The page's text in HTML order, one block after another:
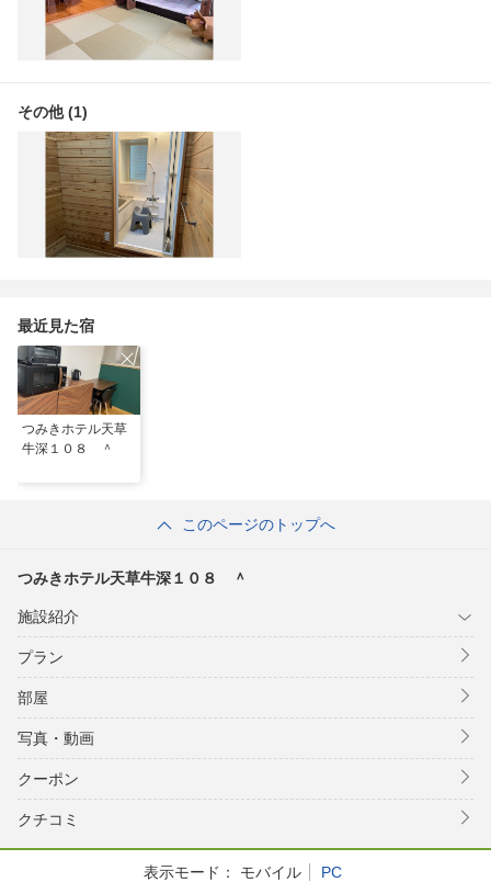
その他 (1)
最近見た宿
つみきホテル天草
牛深１０８ ＾
このページのトップへ
つみきホテル天草牛深１０８ ＾
施設紹介
プラン
部屋
写真・動画
クーポン
クチコミ
表示モード： モバイル PC